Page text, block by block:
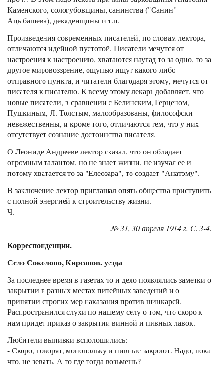
Каменского, сологубовщины, санинства ("Санин"
Ацыбашева), декаденщины и т.п.
Произведения современных писателей, по словам лектора,
отличаются идейной пустотой. Писатели мечутся от
настроения к настроению, хватаются наугад то за одно, то за
другое мировоззрение, ощупью ищут какого-либо
отправного пункта, и читатели благодаря этому, мечутся от
писателя к писателю. К всему этому лекарь добавляет, что
новые писатели, в сравнении с Белинским, Герценом,
Пушкиным, Л. Толстым, малообразованы, философски
невежественны, и кроме того, отличаются тем, что у них
отсутствует сознание достоинства писателя.
О Леониде Андрееве лектор сказал, что он обладает
огромным талантом, но не знает жизни, не изучал ее и
потому хватается то за "Елеозара", то создает "Анатэму".
В заключение лектор приглашал опять общества приступить
с полной энергией к строительству жизни.
Ч.
№ 31, 30 апреля 1914 г. С. 3-4.
Корреспонденции.
Село Соколово, Кирсанов. уезда
За последнее время в газетах то и дело появлялись заметки о
закрытии в разных местах питейных заведений и о
принятии строгих мер наказания против шинкарей.
Распространился слухи по нашему селу о том, что скоро к
нам придет приказ о закрытии винной и пивных лавок.
Любители выпивки всполошились:
- Скоро, говорят, монопольку и пивные закроют. Надо, пока
что, не зевать. А то где тогда возьмешь?